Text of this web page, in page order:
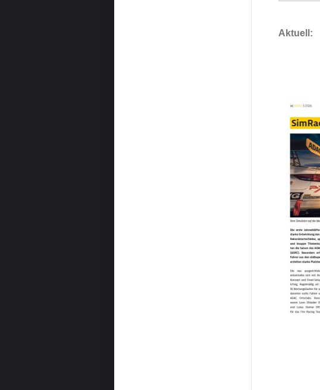
Aktuell: